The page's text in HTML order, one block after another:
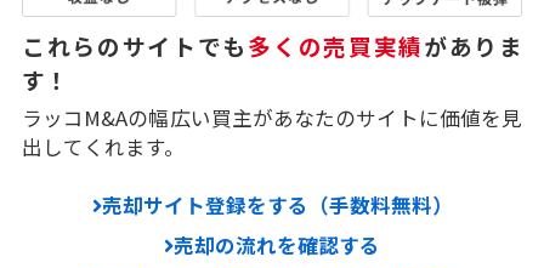
これらのサイトでも多くの売買実績がありま
す！
ラッコM&Aの幅広い買主があなたのサイトに価値を見
出してくれます。
売却サイト登録をする（手数料無料）
売却の流れを確認する